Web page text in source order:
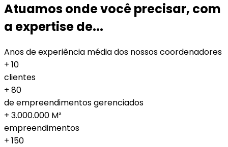
Atuamos onde você precisar, com
a expertise de...
Anos de experiência média dos nossos coordenadores
+ 10
clientes
+ 80
de empreendimentos gerenciados
+ 3.000.000 M²
empreendimentos
+ 150